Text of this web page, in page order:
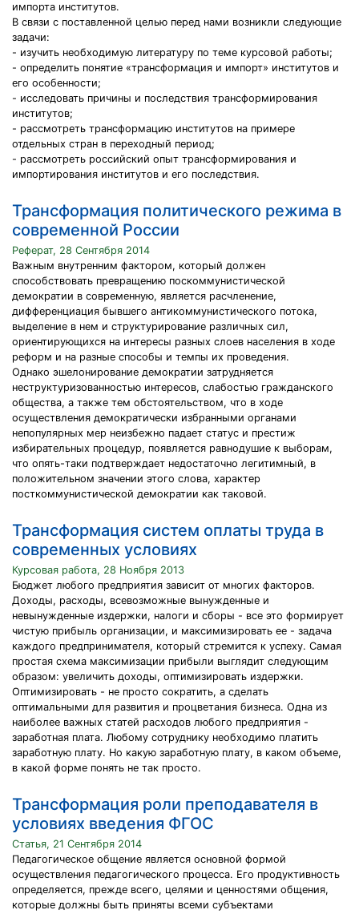
импорта институтов.
В связи с поставленной целью перед нами возникли следующие
задачи:
- изучить необходимую литературу по теме курсовой работы;
- определить понятие «трансформация и импорт» институтов и
его особенности;
- исследовать причины и последствия трансформирования
институтов;
- рассмотреть трансформацию институтов на примере
отдельных стран в переходный период;
- рассмотреть российский опыт трансформирования и
импортирования институтов и его последствия.
Трансформация политического режима в
современной России
Реферат, 28 Сентября 2014
Важным внутренним фактором, который должен
способствовать превращению поскоммунистической
демократии в современную, является расчленение,
дифференциация бывшего антикоммунистического потока,
выделение в нем и структурирование различных сил,
ориентирующихся на интересы разных слоев населения в ходе
реформ и на разные способы и темпы их проведения.
Однако эшелонирование демократии затрудняется
неструктуризованностью интересов, слабостью гражданского
общества, а также тем обстоятельством, что в ходе
осуществления демократически избранными органами
непопулярных мер неизбежно падает статус и престиж
избирательных процедур, появляется равнодушие к выборам,
что опять-таки подтверждает недостаточно легитимный, в
положительном значении этого слова, характер
посткоммунистической демократии как таковой.
Трансформация систем оплаты труда в
современных условиях
Курсовая работа, 28 Ноября 2013
Бюджет любого предприятия зависит от многих факторов.
Доходы, расходы, всевозможные вынужденные и
невынужденные издержки, налоги и сборы - все это формирует
чистую прибыль организации, и максимизировать ее - задача
каждого предпринимателя, который стремится к успеху. Самая
простая схема максимизации прибыли выглядит следующим
образом: увеличить доходы, оптимизировать издержки.
Оптимизировать - не просто сократить, а сделать
оптимальными для развития и процветания бизнеса. Одна из
наиболее важных статей расходов любого предприятия -
заработная плата. Любому сотруднику необходимо платить
заработную плату. Но какую заработную плату, в каком объеме,
в какой форме понять не так просто.
Трансформация роли преподавателя в
условиях введения ФГОС
Статья, 21 Сентября 2014
Педагогическое общение является основной формой
осуществления педагогического процесса. Его продуктивность
определяется, прежде всего, целями и ценностями общения,
которые должны быть приняты всеми субъектами